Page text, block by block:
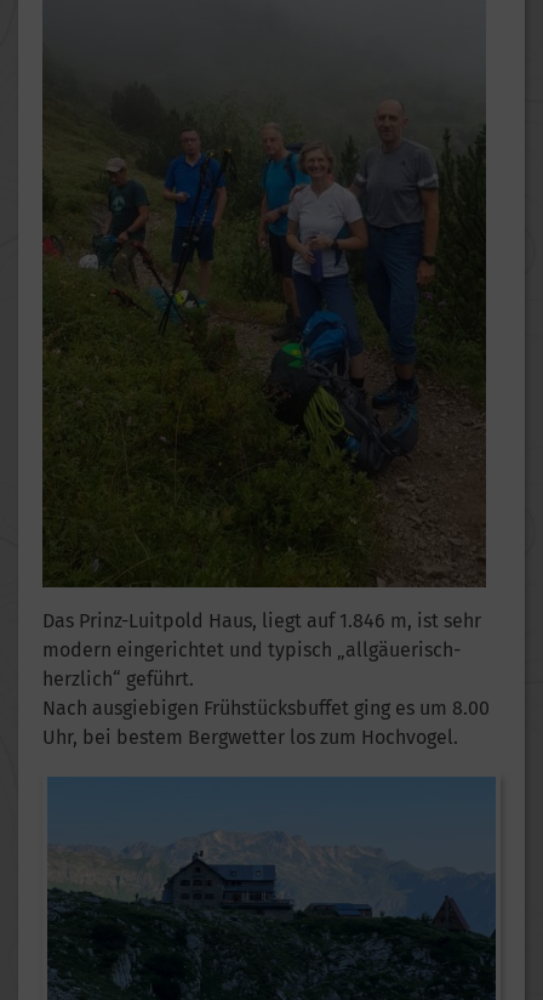
Das Prinz-Luitpold Haus, liegt auf 1.846 m, ist sehr
modern eingerichtet und typisch „allgäuerisch-
herzlich“ geführt.
Nach ausgiebigen Frühstücksbuffet ging es um 8.00
Uhr, bei bestem Bergwetter los zum Hochvogel.